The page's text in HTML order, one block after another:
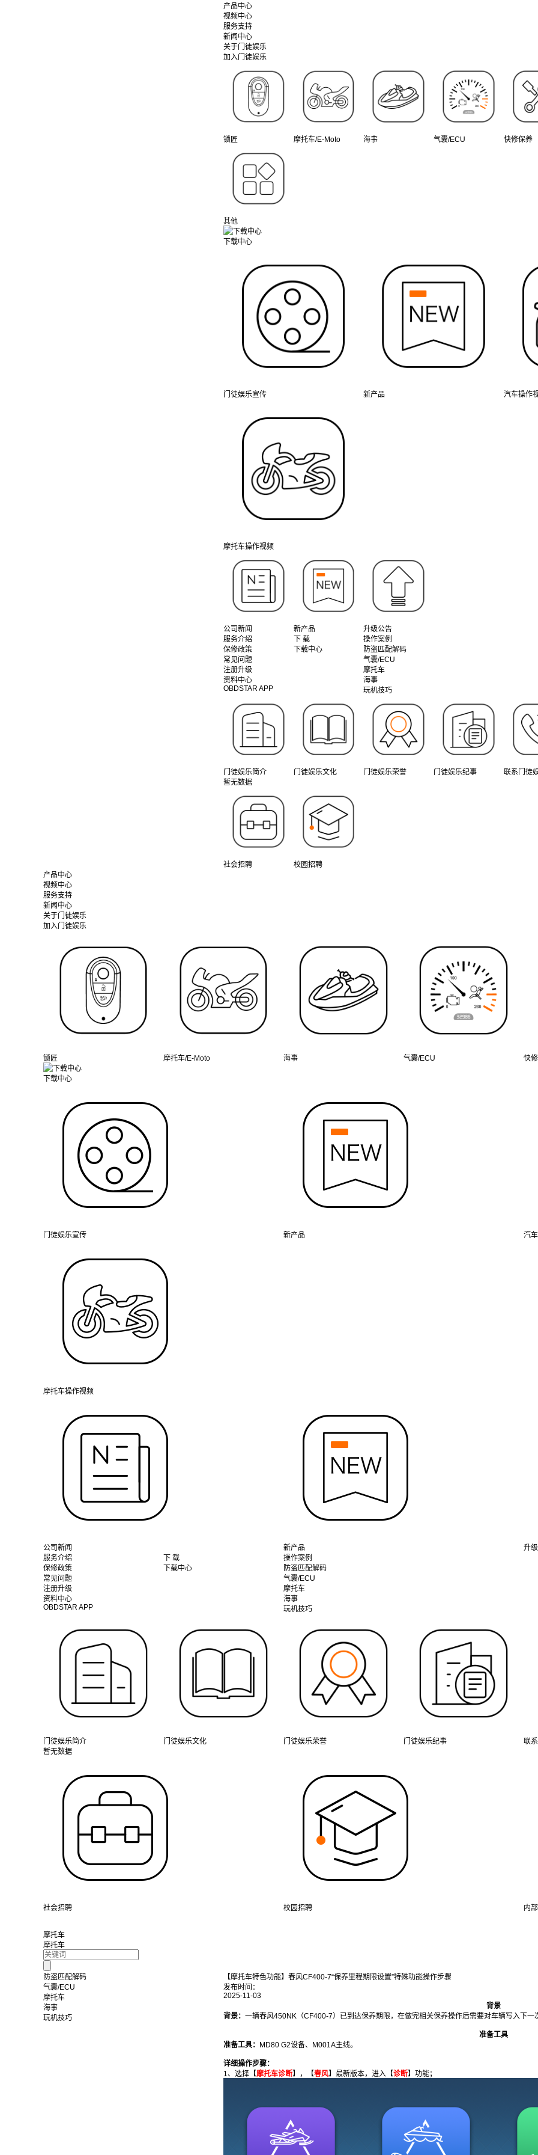
产品中心
视频中心
服务支持
新闻中心
关于门徒娱乐
加入门徒娱乐
锁匠 摩托车/E-Moto 海事 气囊/ECU 快修保养
其他
下载中心
门徒娱乐宣传 新产品 汽车操作
摩托车操作视频
公司新闻 新产品
升级公告
服务介绍
保修政策
常见问题
注册升级
资料中心
OBDSTAR APP
下 载
下载中心
操作案例
防盗匹配解码
气囊/ECU
摩托车
海事
玩机技巧
门徒娱乐简介 门徒娱乐文化 门徒娱乐荣誉 门徒娱乐纪事
联系门徒
暂无数据
社会招聘
校园招聘
产品中心
视频中心
服务支持
新闻中心
关于门徒娱乐
加入门徒娱乐
锁匠 摩托车/E-Moto 海事 气囊/ECU 快
下载中心
门徒娱乐宣传 新产品 汽
摩托车操作视频
公司新闻 新产品
升
服务介绍
保修政策
常见问题
注册升级
资料中心
OBDSTAR APP
下 载
下载中心
操作案例
防盗匹配解码
气囊/ECU
摩托车
海事
玩机技巧
门徒娱乐简介 门徒娱乐文化 门徒娱乐荣誉 门徒娱乐纪事
联
暂无数据
社会招聘 校园招聘 内
摩托车
摩托车
防盗匹配解码
气囊/ECU
摩托车
海事
玩机技巧
【摩托车特色功能】春风CF400-7“保养里程期限设置”特殊功能操作步骤
发布时间：
2025-11-03
背景
背景： 一辆春风450NK（CF400-7）已到达保养期限，在做完相关保养操作后需要对车辆写入下
准备工具
准备工具：
MD80 G2设备、M001A主线。
详细操作步骤：
1、选择【摩托车诊断】，【春风】最新版本，进入【诊断】功能；